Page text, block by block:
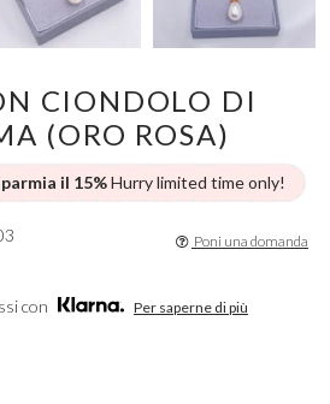
CIONDOLO DI
(ORO ROSA)
il 15%Hurry limited time only!
con Per saperne di più
Poni una domanda